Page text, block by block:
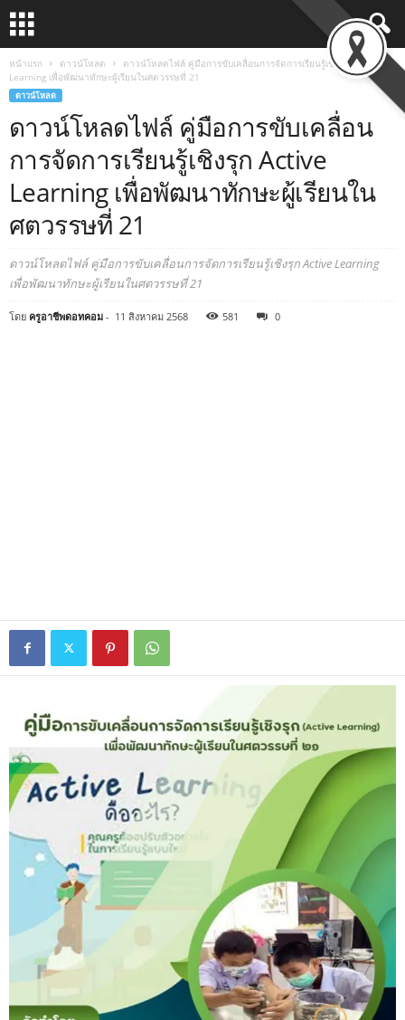
หน้าแรก ดาวน์โหลด
ดาวน์โหลดไฟล์ คู่มือการขับเคลื่อนการจัดการเรียนรู้เชิงรุก Active
Learning เพื่อพัฒนาทักษะผู้เรียนในศตวรรษที่ 21
ดาวน์โหลด
ดาวน์โหลดไฟล์ คู่มือการขับเคลื่อน
การจัดการเรียนรู้เชิงรุก Active
Learning เพื่อพัฒนาทักษะผู้เรียนใน
ศตวรรษที่ 21
ดาวน์โหลดไฟล์ คู่มือการขับเคลื่อนการจัดการเรียนรู้เชิงรุก Active Learning
เพื่อพัฒนาทักษะผู้เรียนในศตวรรษที่ 21
โดย ครูอาชีพดอทคอม - 11 สิงหาคม 2568 581 0